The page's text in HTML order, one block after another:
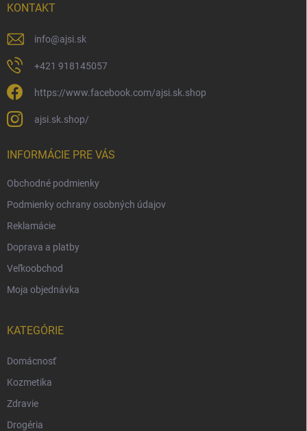
KONTAKT
info@ajsi.sk
+421 918145057
https://www.facebook.com/ajsi.sk.shop
ajsi.sk.shop/
INFORMÁCIE PRE VÁS
Obchodné podmienky
Podmienky ochrany osobných údajov
Reklamácie
Doprava a platby
Veľkoobchod
Moja objednávka
KATEGÓRIE
Domácnosť
Kozmetika
Zdravie
Drogéria